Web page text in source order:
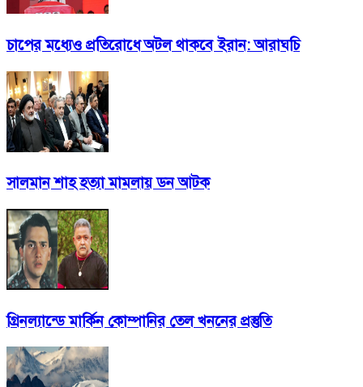
চাপের মধ্যেও প্রতিরোধে অটল থাকবে ইরান: আরাঘচি
সালমান শাহ হত্যা মামলায় ডন আটক
গ্রিনল্যান্ডে মার্কিন কোম্পানির তেল খননের প্রস্তুতি